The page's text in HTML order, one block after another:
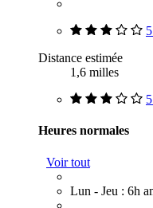
Distance estimée
1,6 milles
Heures normales
Voir tout
Lun - Jeu : 6h